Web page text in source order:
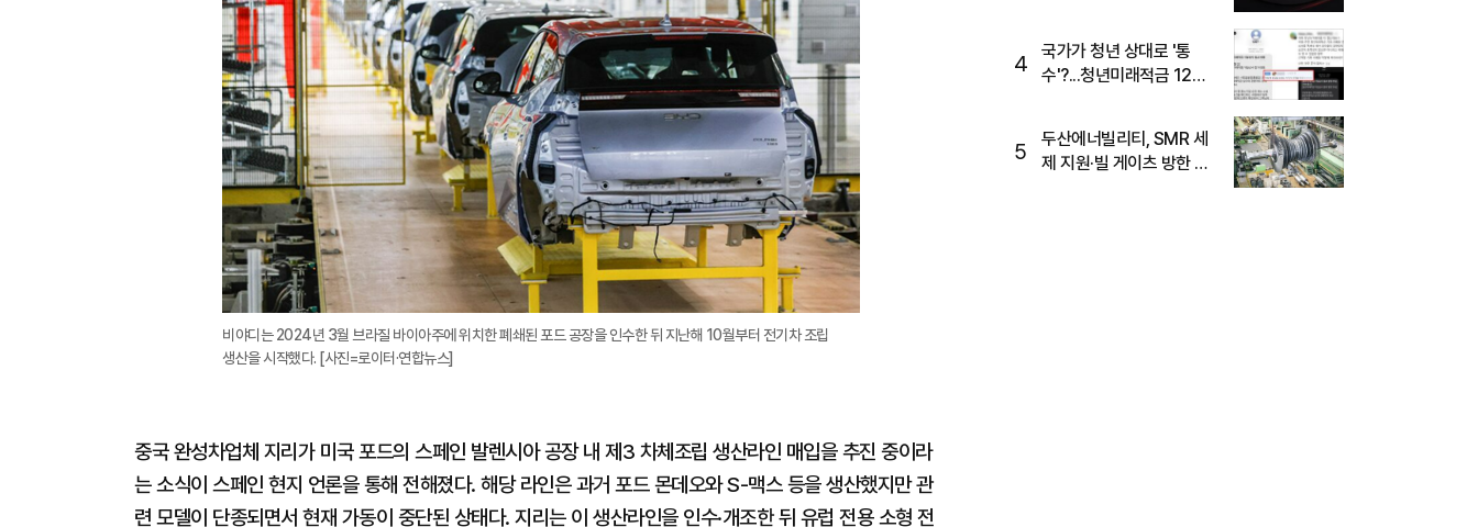
확
대
비야디는 2024년 3월 브라질 바이아주에 위치한 폐쇄된 포드 공장을 인수한 뒤 지난해 10월부터 전기차 조립
생산을 시작했다. [사진=로이터·연합뉴스]
중국 완성차업체 지리가 미국 포드의 스페인 발렌시아 공장 내 제3 차체조립 생산라인 매입을 추진 중이라
는 소식이 스페인 현지 언론을 통해 전해졌다. 해당 라인은 과거 포드 몬데오와 S-맥스 등을 생산했지만 관
련 모델이 단종되면서 현재 가동이 중단된 상태다. 지리는 이 생산라인을 인수·개조한 뒤 유럽 전용 소형 전
4
국가가 청년 상대로 '통
수'?...청년미래적금 12%
5
두산에너빌리티, SMR 세
제 지원·빌 게이츠 방한 기